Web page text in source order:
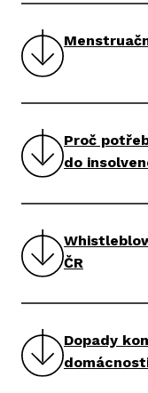
Proč
do
ČR
Dopady